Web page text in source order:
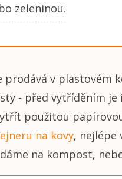
zeleninou.
prodává v plastovém
- před vytříděním
použitou
na kovy, nejlépe
na kompost,